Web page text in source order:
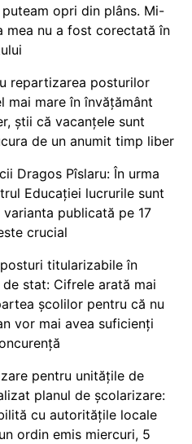
opri din plâns. Mi-
mea nu a fost corectată în
repartizarea posturilor
mai mare în învățământ
știi că vacanțele sunt
de un anumit timp liber
Dragos Pîslaru: În urma
Educației lucrurile sunt
publicată pe 17
crucial
titularizabile în
stat: Cifrele arată mai
școlilor pentru că nu
vor mai avea suficienți
pentru unitățile de
planul de școlarizare:
cu autoritățile locale
ordin emis miercuri, 5